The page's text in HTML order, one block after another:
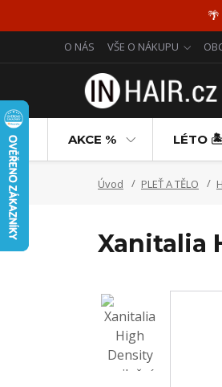
O NÁS VŠE O NÁKUPU
AKCE % LÉTO
Úvod PLEŤ A TĚLO
Xanitalia